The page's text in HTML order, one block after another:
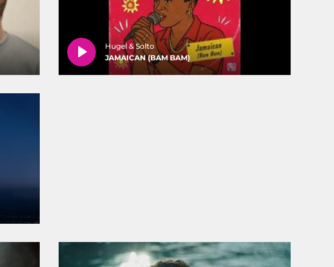
Hugel & Solto
JAMAICAN (BAM BAM)